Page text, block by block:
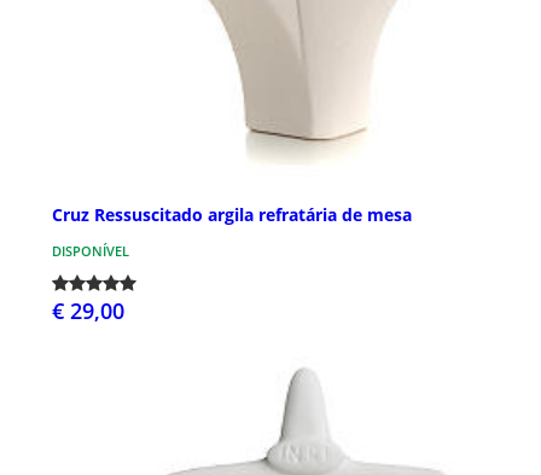
Cruz Ressuscitado argila refratária de mesa
DISPONÍVEL
€ 29,00